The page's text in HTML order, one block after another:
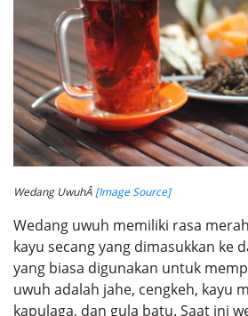
Wedang UwuhÂ[Image Source]
Wedang uwuh memiliki rasa
kayu secang yang dimasukkan ke
yang biasa digunakan untuk
uwuh adalah jahe, cengkeh, kayu
kapulaga, dan gula batu. Saat ini